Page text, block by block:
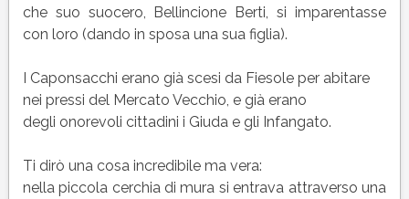
che suo suocero, Bellincione Berti, si imparentasse
con loro (dando in sposa una sua figlia).
I Caponsacchi erano già scesi da Fiesole per abitare
nei pressi del Mercato Vecchio, e già erano
degli onorevoli cittadini i Giuda e gli Infangato.
Ti dirò una cosa incredibile ma vera:
nella piccola cerchia di mura si entrava attraverso una